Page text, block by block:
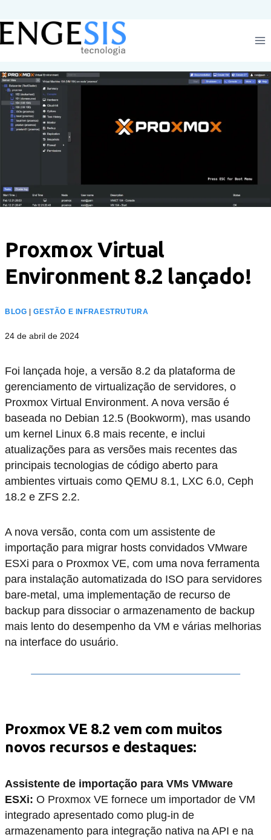
Pular
para
Conteúdo
Proxmox Virtual
Environment 8.2 lançado!
BLOG |GESTÃO E INFRAESTRUTURA
24 de abril de 2024
Foi lançada hoje, a versão 8.2 da plataforma de
gerenciamento de virtualização de servidores, o
Proxmox Virtual Environment. A nova versão é
baseada no Debian 12.5 (Bookworm), mas usando
um kernel Linux 6.8 mais recente, e inclui
atualizações para as versões mais recentes das
principais tecnologias de código aberto para
ambientes virtuais como QEMU 8.1, LXC 6.0, Ceph
18.2 e ZFS 2.2.
A nova versão, conta com um assistente de
importação para migrar hosts convidados VMware
ESXi para o Proxmox VE, com uma nova ferramenta
para instalação automatizada do ISO para servidores
bare-metal, uma implementação de recurso de
backup para dissociar o armazenamento de backup
mais lento do desempenho da VM e várias melhorias
na interface do usuário.
Proxmox VE 8.2 vem com muitos
novos recursos e destaques:
Assistente de importação para VMs VMware
ESXi: O Proxmox VE fornece um importador de VM
integrado apresentado como plug-in de
armazenamento para integração nativa na API e na